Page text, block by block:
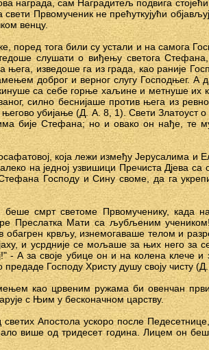
награда, сам Наградитељ подвига
Првомученик не прећуткујући
венцу.
поред тога били су устали и на самога
слушати о виђењу светога
изведоше га из града, као раније
доброг и верног слугу Господњег.
са себе горње хаљине и метнуше их
силно беснијаше против њега из
убијање (Д. А. 8, 1). Свети Златоуст
бије Стефана; но и овако он нађе, те
која лежи између Јерусалима и
на једној узвишици Пречиста Дјева са
Господу и Сину своме, да га
смрт светоме Првомученику, када
Преслатка Мати са љубљеним
крвљу, изнемогаваше телом и
и усрдније се мољаше за њих него за
- А за своје убице он и на колена клече и
Господу Христу душу своју чисту
као црвеним ружама би овенчан
с Њим у бесконачном царству.
Апостола ускоро после
више од тридесет година. Лицем он